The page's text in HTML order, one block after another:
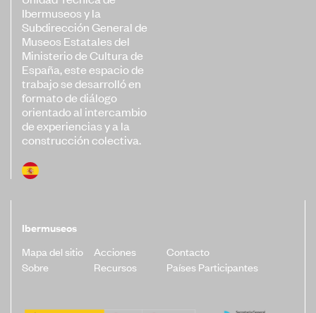
Convocatorias
Publicaciones Ibermuseos
Centro de Documentación
Noticias
Plataforma de Diagnósticos
Suscríbase a nuestro boletín de
noticias
Ibermuseos y la
Subdirección General de
Museos Estatales del
Ministerio de Cultura de
España, este espacio de
trabajo se desarrolló en
formato de diálogo
orientado al intercambio
de experiencias y a la
construcción colectiva.
Ibermuseos
Mapa del sitio
Acciones
Contacto
Sobre
Recursos Países Participantes